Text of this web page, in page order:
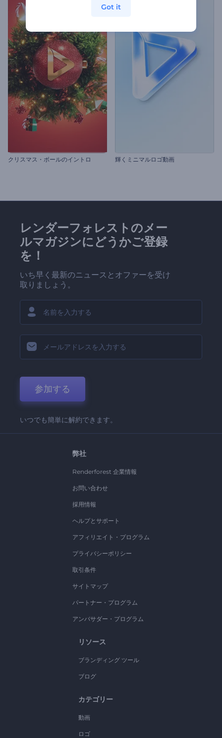
クリスマス・ボールのイントロ 輝くミニマルロゴ動画
レンダーフォレストのメー
ルマガジンにどうかご登録
を！
いち早く最新のニュースとオファーを受け
取りましょう。
参加する
いつでも簡単に解約できます。
弊社
Renderforest 企業情報
お問い合わせ
採用情報
ヘルプとサポート
アフィリエイト・プログラム
プライバシーポリシー
取引条件
サイトマップ
パートナー・プログラム
アンバサダー・プログラム
リソース
ブランディング ツール
ブログ
カテゴリー
動画
ロゴ
Got it